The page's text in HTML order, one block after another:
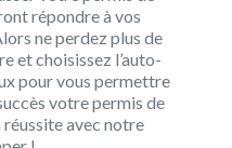
répondre à vos
ne perdez plus de
et choisissez l’auto-
pour vous permettre
votre permis de
avec notre